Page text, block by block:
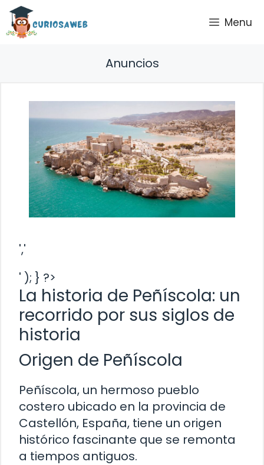
Saltar
contenido
Menu
Anuncios
','
' ); } ?>
La historia de Peñíscola: un
recorrido por sus siglos de
historia
Origen de Peñíscola
Peñíscola, un hermoso pueblo
costero ubicado en la provincia de
Castellón, España, tiene un origen
histórico fascinante que se remonta
a tiempos antiguos.